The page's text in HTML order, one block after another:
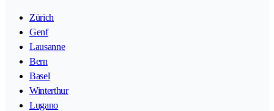
Zürich
Genf
Lausanne
Bern
Basel
Winterthur
Lugano